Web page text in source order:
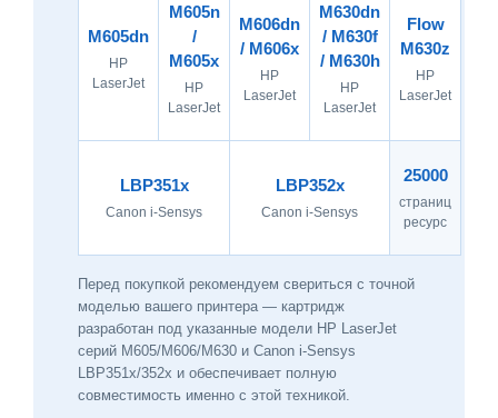
M605dn
HP
LaserJet
M605n
/
M605x
HP
LaserJet
M606dn
/ M606x
HP
LaserJet
M630dn
/ M630f
/ M630h
HP
LaserJet
Flow
M630z
HP
LaserJet
LBP351x
Canon i-Sensys
LBP352x
Canon i-Sensys
25000
страниц
ресурс
Перед покупкой рекомендуем свериться с точной
моделью вашего принтера — картридж
разработан под указанные модели HP LaserJet
серий M605/M606/M630 и Canon i-Sensys
LBP351x/352x и обеспечивает полную
совместимость именно с этой техникой.